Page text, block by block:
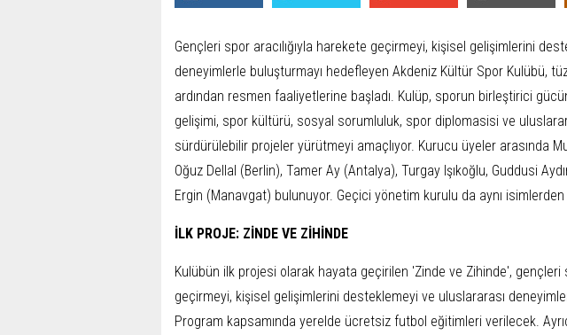
Gençleri spor aracılığıyla harekete geçirmeyi, kişisel gelişimlerini
deneyimlerle buluşturmayı hedefleyen Akdeniz Kültür Spor Kulübü,
ardından resmen faaliyetlerine başladı. Kulüp, sporun birleştirici
gelişimi, spor kültürü, sosyal sorumluluk, spor diplomasisi ve
sürdürülebilir projeler yürütmeyi amaçlıyor. Kurucu üyeler arasında
Oğuz Dellal (Berlin), Tamer Ay (Antalya), Turgay Işıkoğlu, Guddusi
Ergin (Manavgat) bulunuyor. Geçici yönetim kurulu da aynı
İLK PROJE: ZİNDE VE ZİHİNDE
Kulübün ilk projesi olarak hayata geçirilen 'Zinde ve Zihinde', gençleri
geçirmeyi, kişisel gelişimlerini desteklemeyi ve uluslararası
Program kapsamında yerelde ücretsiz futbol eğitimleri verilecek.